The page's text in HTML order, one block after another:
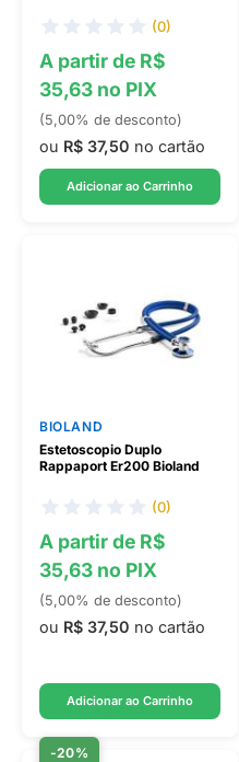
(0)
A partir de R$
35,63 no PIX
(5,00% de desconto)
ou R$ 37,50 no cartão
Adicionar ao Carrinho
BIOLAND
Estetoscopio Duplo
Rappaport Er200 Bioland
(0)
A partir de R$
35,63 no PIX
(5,00% de desconto)
ou R$ 37,50 no cartão
Adicionar ao Carrinho
-20%